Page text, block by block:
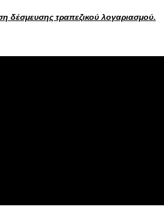
δέσμευσης τραπεζικού λογαριασμού.